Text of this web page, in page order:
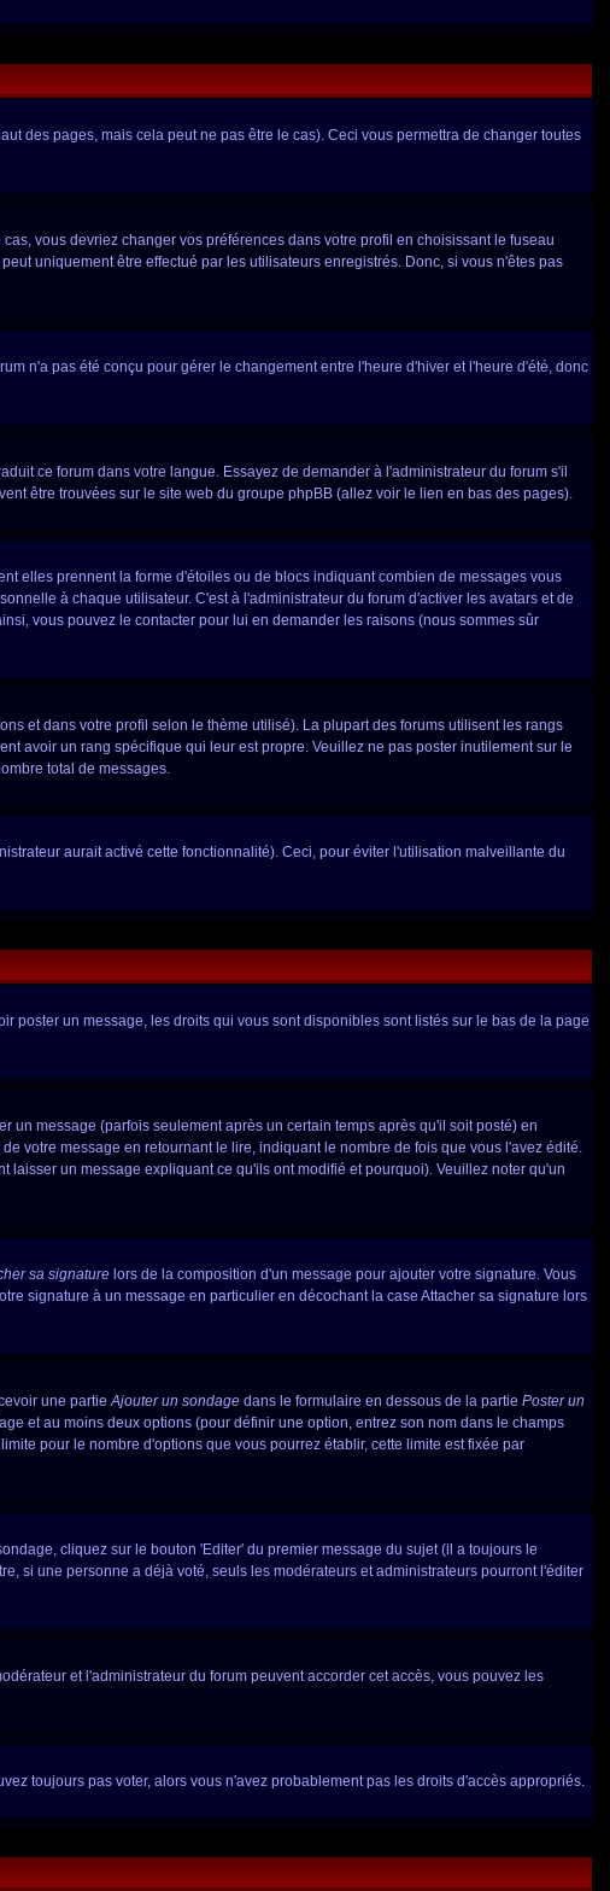
des pages, mais cela peut ne pas être le cas). Ceci vous permettra de changer toutes
vous devriez changer vos préférences dans votre profil en choisissant le fuseau
uniquement être effectué par les utilisateurs enregistrés. Donc, si vous n'êtes pas
n'a pas été conçu pour gérer le changement entre l'heure d'hiver et l'heure d'été, donc
ce forum dans votre langue. Essayez de demander à l'administrateur du forum s'il
être trouvées sur le site web du groupe phpBB (allez voir le lien en bas des pages).
elles prennent la forme d'étoiles ou de blocs indiquant combien de messages vous
à chaque utilisateur. C'est à l'administrateur du forum d'activer les avatars et de
vous pouvez le contacter pour lui en demander les raisons (nous sommes sûr
et dans votre profil selon le thème utilisé). La plupart des forums utilisent les rangs
avoir un rang spécifique qui leur est propre. Veuillez ne pas poster inutilement sur le
total de messages.
aurait activé cette fonctionnalité). Ceci, pour éviter l'utilisation malveillante du
poster un message, les droits qui vous sont disponibles sont listés sur le bas de la page
un message (parfois seulement après un certain temps après qu'il soit posté) en
votre message en retournant le lire, indiquant le nombre de fois que vous l'avez édité.
un message expliquant ce qu'ils ont modifié et pourquoi). Veuillez noter qu'un
sa signature lors de la composition d'un message pour ajouter votre signature. Vous
signature à un message en particulier en décochant la case Attacher sa signature lors
une partieAjouter un sondage dans le formulaire en dessous de la partie Poster un
et au moins deux options (pour définir une option, entrez son nom dans le champs
pour le nombre d'options que vous pourrez établir, cette limite est fixée par
cliquez sur le bouton 'Editer' du premier message du sujet (il a toujours le
si une personne a déjà voté, seuls les modérateurs et administrateurs pourront l'éditer
et l'administrateur du forum peuvent accorder cet accès, vous pouvez les
toujours pas voter, alors vous n'avez probablement pas les droits d'accès appropriés.